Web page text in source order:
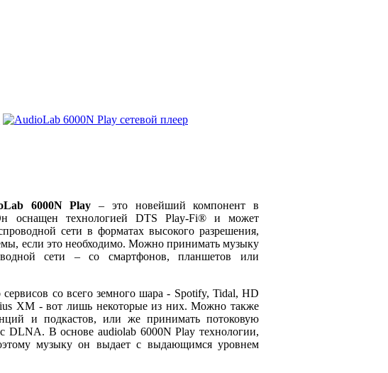
6000N Play – это новейший компонент в
оснащен технологией DTS Play-Fi® и может
сети в форматах высокого разрешения,
если это необходимо. Можно принимать музыку
сети – со смартфонов, планшетов или
со всего земного шара - Spotify, Tidal, HD
XM - вот лишь некоторые из них. Можно также
и подкастов, или же принимать потоковую
DLNA. В основе audiolab 6000N Play технологии,
музыку он выдает с выдающимся уровнем